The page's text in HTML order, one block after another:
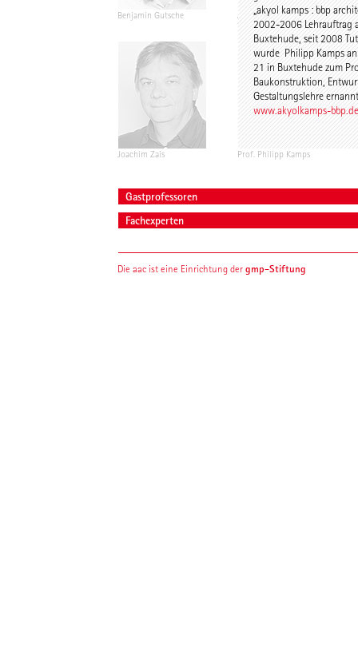
Benjamin Gutsche
Assoc. Prof. Martin
Tamke
Joachim Zais Prof. Philipp Kamps
„akyol kamps : bbp
2002-2006 Lehrauftrag
Buxtehude, seit 2008
wurde Philipp Kamps
21 in Buxtehude zum
Baukonstruktion,
Gestaltungslehre
www.akyolkamps-
Gastprofessoren
Fachexperten
Die aac ist eine Einrichtung dergmp-Stiftung